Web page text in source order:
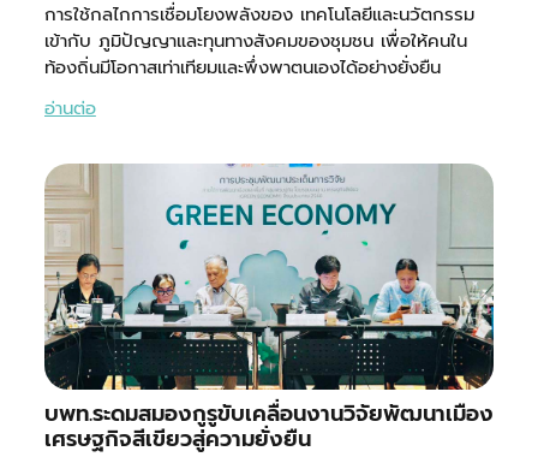
การใช้กลไกการเชื่อมโยงพลังของ เทคโนโลยีและนวัตกรรม
เข้ากับ ภูมิปัญญาและทุนทางสังคมของชุมชน เพื่อให้คนใน
ท้องถิ่นมีโอกาสเท่าเทียมและพึ่งพาตนเองได้อย่างยั่งยืน
อ่านต่อ
บพท.ระดมสมองกูรูขับเคลื่อนงานวิจัยพัฒนาเมือง
เศรษฐกิจสีเขียวสู่ความยั่งยืน